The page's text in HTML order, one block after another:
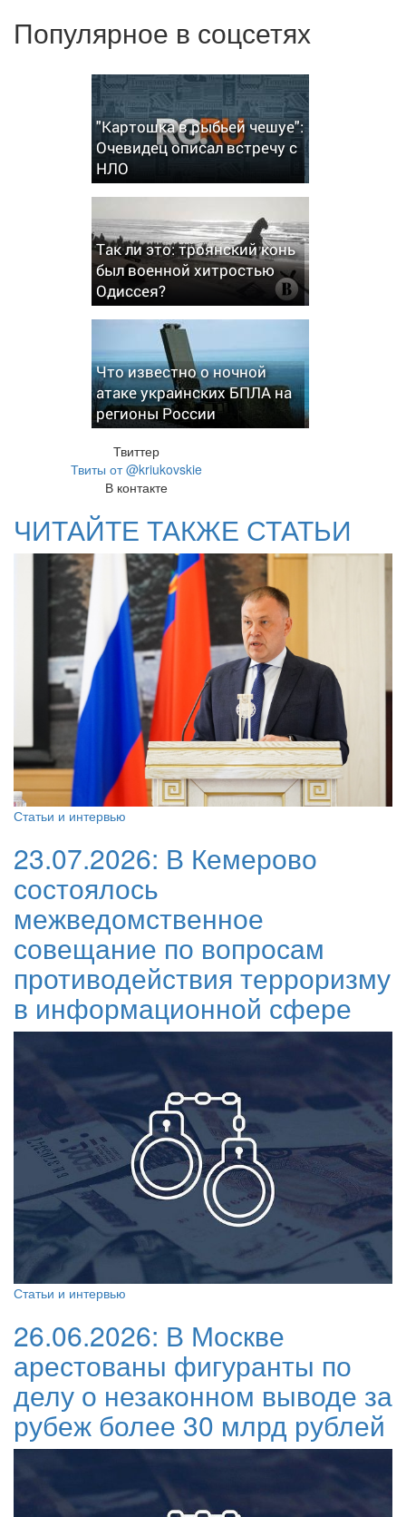
Популярное в соцсетях
"Картошка в рыбьей чешуе":
Очевидец описал встречу с
НЛО
Так ли это: троянский конь
был военной хитростью
Одиссея?
Что известно о ночной
атаке украинских БПЛА на
регионы России
Твиттер
Твиты от @kriukovskie
В контакте
ЧИТАЙТЕ ТАКЖЕ СТАТЬИ
Статьи и интервью
23.07.2026: В Кемерово
состоялось
межведомственное
совещание по вопросам
противодействия терроризму
в информационной сфере
Статьи и интервью
26.06.2026: В Москве
арестованы фигуранты по
делу о незаконном выводе за
рубеж более 30 млрд рублей